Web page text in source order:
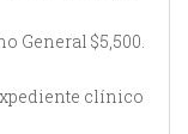
General $5,500.
clínico